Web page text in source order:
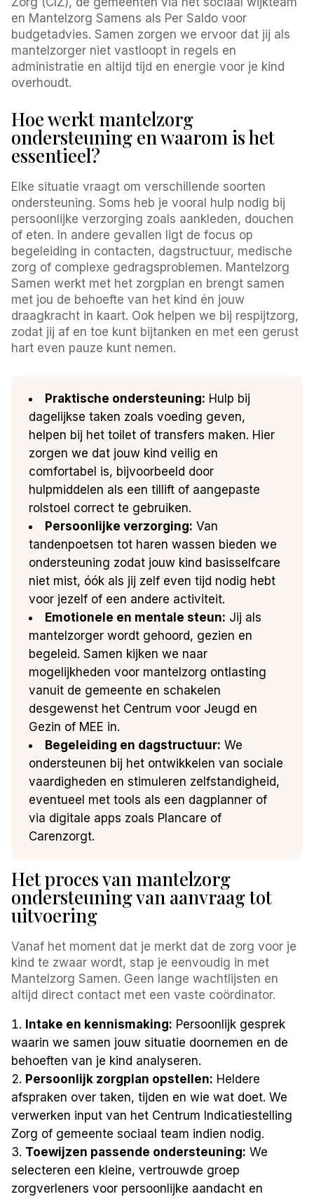
en Mantelzorg Samens als Per Saldo voor
budgetadvies. Samen zorgen we ervoor dat jij als
mantelzorger niet vastloopt in regels en
administratie en altijd tijd en energie voor je kind
overhoudt.
Hoe werkt mantelzorg
ondersteuning en waarom is het
essentieel?
Elke situatie vraagt om verschillende soorten
ondersteuning. Soms heb je vooral hulp nodig bij
persoonlijke verzorging zoals aankleden, douchen
of eten. In andere gevallen ligt de focus op
begeleiding in contacten, dagstructuur, medische
zorg of complexe gedragsproblemen. Mantelzorg
Samen werkt met het zorgplan en brengt samen
met jou de behoefte van het kind én jouw
draagkracht in kaart. Ook helpen we bij respijtzorg,
zodat jij af en toe kunt bijtanken en met een gerust
hart even pauze kunt nemen.
Praktische ondersteuning: Hulp bij
dagelijkse taken zoals voeding geven,
helpen bij het toilet of transfers maken. Hier
zorgen we dat jouw kind veilig en
comfortabel is, bijvoorbeeld door
hulpmiddelen als een tillift of aangepaste
rolstoel correct te gebruiken.
Persoonlijke verzorging: Van
tandenpoetsen tot haren wassen bieden we
ondersteuning zodat jouw kind basisselfcare
niet mist, óók als jij zelf even tijd nodig hebt
voor jezelf of een andere activiteit.
Emotionele en mentale steun: Jij als
mantelzorger wordt gehoord, gezien en
begeleid. Samen kijken we naar
mogelijkheden voor mantelzorg ontlasting
vanuit de gemeente en schakelen
desgewenst het Centrum voor Jeugd en
Gezin of MEE in.
Begeleiding en dagstructuur: We
ondersteunen bij het ontwikkelen van sociale
vaardigheden en stimuleren zelfstandigheid,
eventueel met tools als een dagplanner of
via digitale apps zoals Plancare of
Carenzorgt.
Het proces van mantelzorg
ondersteuning van aanvraag tot
uitvoering
Vanaf het moment dat je merkt dat de zorg voor je
kind te zwaar wordt, stap je eenvoudig in met
Mantelzorg Samen. Geen lange wachtlijsten en
altijd direct contact met een vaste coördinator.
Intake en kennismaking: Persoonlijk gesprek
waarin we samen jouw situatie doornemen en de
behoeften van je kind analyseren.
Persoonlijk zorgplan opstellen: Heldere
afspraken over taken, tijden en wie wat doet. We
verwerken input van het Centrum Indicatiestelling
Zorg of gemeente sociaal team indien nodig.
Toewijzen passende ondersteuning: We
selecteren een kleine, vertrouwde groep
zorgverleners voor persoonlijke aandacht en